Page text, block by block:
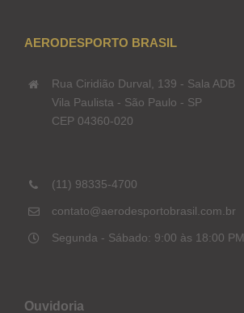
AERODESPORTO BRASIL
Rua Ciridião Durval, 139 - Sala ADB
Vila Paulista - São Paulo - SP
CEP 04360-020
(11) 98335-4700
contato@aerodesportobrasil.com.br
Segunda - Sábado: 9:00 às 18:00 PM
Ouvidoria